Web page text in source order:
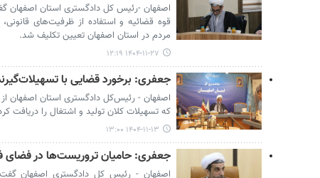
اصفهان -رئیس کل دادگستری استان اصفهان
قوه قضائیه و استفاده از ظرفیت‌های
مردم در استان اصفهان تعیین تکلیف شد.
۱۴۰۴-۱۱-۲۷ ۱۲:۱۹
جعفری: برخورد قضایی با
اصفهان - رئیس‌کل دادگستری استان اصفهان از
که تسهیلات کلان تولید و اشتغال را دریافت
۱۴۰۴-۱۱-۱۳ ۱۳:۰۰
جعفری: حامیان تروریست‌ها در فضای
اصفهان - رئیس کل دادگستری اصفهان